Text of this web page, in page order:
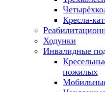
Кресла-
Ходунки
Инвалидные
пожилых